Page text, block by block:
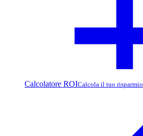
Calcolatore ROICalcola il tuo risparmio